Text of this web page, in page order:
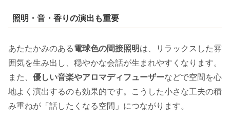
照明・音・香りの演出も重要
あたたかみのある電球色の間接照明は、リラックスした雰
囲気を生み出し、穏やかな会話が生まれやすくなります。
また、 優しい音楽やアロマディフューザーなどで空間を心
地よく演出するのも効果的です。こうした小さな工夫の積
み重ねが「話したくなる空間」につながります。